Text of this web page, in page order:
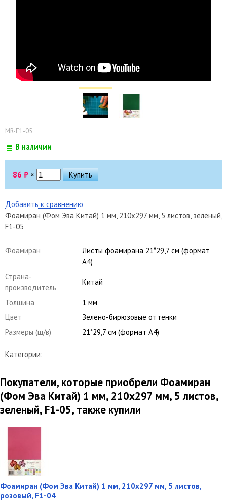
MR-F1-05
В наличии
86 ₽ ×
Добавить к сравнению
Фоамиран (Фом Эва Китай) 1 мм, 210х297 мм, 5 листов, зеленый,
F1-05
Фоамиран
Листы фоамирана 21*29,7 см (формат
А4)
Страна-
производитель
Китай
Толщина
1 мм
Цвет
Зелено-бирюзовые оттенки
Размеры (ш/в)
21*29,7 см (формат А4)
Категории:
Покупатели, которые приобрели Фоамиран
(Фом Эва Китай) 1 мм, 210х297 мм, 5 листов,
зеленый, F1-05, также купили
Фоамиран (Фом Эва Китай) 1 мм, 210х297 мм, 5 листов,
розовый, F1-04